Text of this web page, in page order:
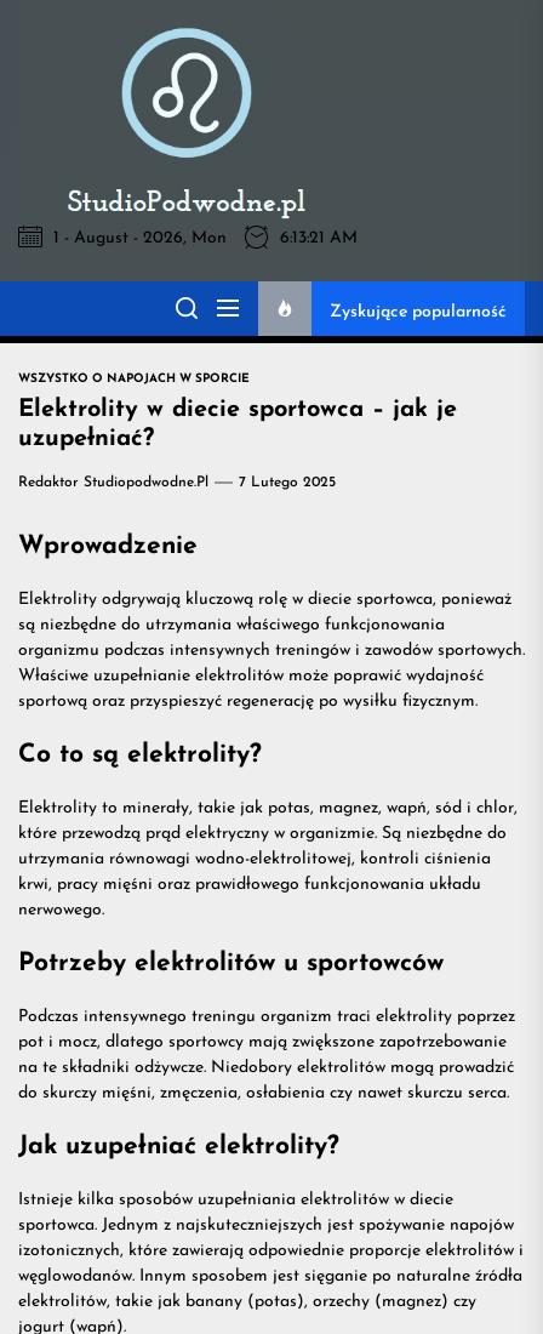
wszystko
na
Pod Wodne -
wszystko na temat
napojów przydatnych
na treningu
1 - August - 2026, Mon 6:13:22 AM
Zyskujące popularność
WSZYSTKO O NAPOJACH W SPORCIE
Elektrolity w diecie sportowca – jak je
uzupełniać?
Redaktor Studiopodwodne.pl 7 Lutego 2025
Wprowadzenie
Elektrolity odgrywają kluczową rolę w diecie sportowca, ponieważ
są niezbędne do utrzymania właściwego funkcjonowania
organizmu podczas intensywnych treningów i zawodów sportowych.
Właściwe uzupełnianie elektrolitów może poprawić wydajność
sportową oraz przyspieszyć regenerację po wysiłku fizycznym.
Co to są elektrolity?
Elektrolity to minerały, takie jak potas, magnez, wapń, sód i chlor,
które przewodzą prąd elektryczny w organizmie. Są niezbędne do
utrzymania równowagi wodno-elektrolitowej, kontroli ciśnienia
krwi, pracy mięśni oraz prawidłowego funkcjonowania układu
nerwowego.
Potrzeby elektrolitów u sportowców
Podczas intensywnego treningu organizm traci elektrolity poprzez
pot i mocz, dlatego sportowcy mają zwiększone zapotrzebowanie
na te składniki odżywcze. Niedobory elektrolitów mogą prowadzić
do skurczy mięśni, zmęczenia, osłabienia czy nawet skurczu serca.
Jak uzupełniać elektrolity?
Istnieje kilka sposobów uzupełniania elektrolitów w diecie
sportowca. Jednym z najskuteczniejszych jest spożywanie napojów
izotonicznych, które zawierają odpowiednie proporcje elektrolitów i
węglowodanów. Innym sposobem jest sięganie po naturalne źródła
elektrolitów, takie jak banany (potas), orzechy (magnez) czy
jogurt (wapń).